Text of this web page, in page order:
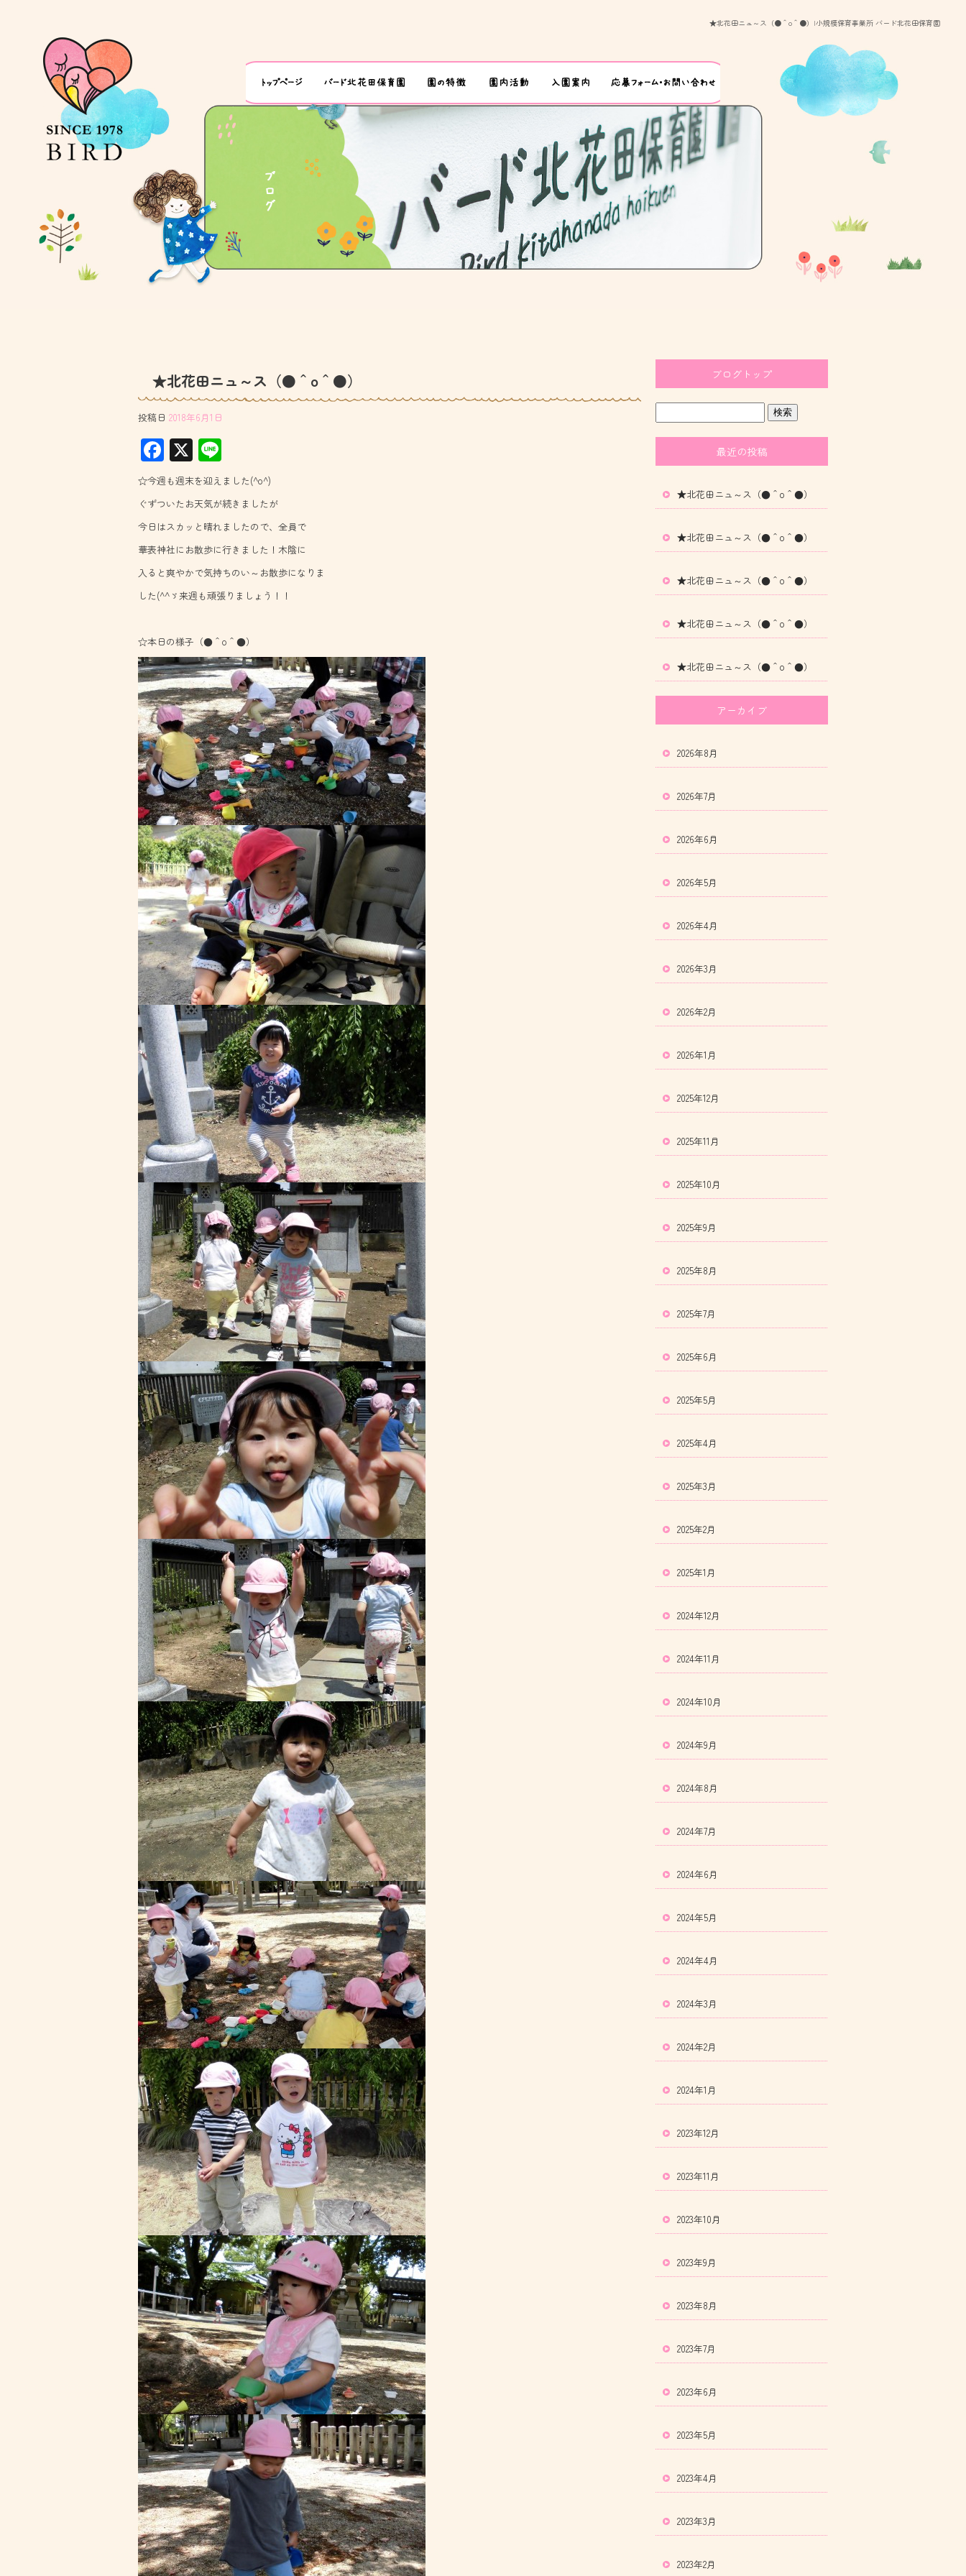
★北花田ニュ～ス（●＾o＾●）|小規模保育事業所 バード北花田保育園
★北花田ニュ～ス（●＾o＾●）
投稿日 2018年6月1日
F
ac
e
b
o
ok
X
ne
☆今週も週末を迎えました(^o^)
ぐずついたお天気が続きましたが
今日はスカッと晴れましたので、全員で
華表神社にお散歩に行きました！木陰に
入ると爽やかで気持ちのい～お散歩になりま
した(^^ゞ来週も頑張りましょう！！
☆本日の様子（●＾o＾●）
ブログトップ
最近の投稿
★北花田ニュ～ス（●＾o＾●）
★北花田ニュ～ス（●＾o＾●）
★北花田ニュ～ス（●＾o＾●）
★北花田ニュ～ス（●＾o＾●）
★北花田ニュ～ス（●＾o＾●）
アーカイブ
2026年8月
2026年7月
2026年6月
2026年5月
2026年4月
2026年3月
2026年2月
2026年1月
2025年12月
2025年11月
2025年10月
2025年9月
2025年8月
2025年7月
2025年6月
2025年5月
2025年4月
2025年3月
2025年2月
2025年1月
2024年12月
2024年11月
2024年10月
2024年9月
2024年8月
2024年7月
2024年6月
2024年5月
2024年4月
2024年3月
2024年2月
2024年1月
2023年12月
2023年11月
2023年10月
2023年9月
2023年8月
2023年7月
2023年6月
2023年5月
2023年4月
2023年3月
2023年2月